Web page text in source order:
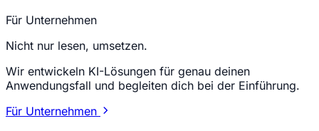
Für Unternehmen
Nicht nur lesen, umsetzen.
Wir entwickeln KI-Lösungen für genau deinen
Anwendungsfall und begleiten dich bei der Einführung.
Für Unternehmen